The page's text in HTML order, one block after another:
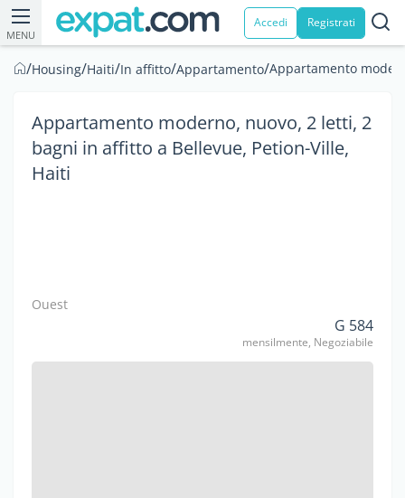
MENU
Accedi Registrati
/Housing/Haiti/In affitto/Appartamento/Appartamento
Appartamento moderno, nuovo, 2 letti, 2
bagni in affitto a Bellevue, Petion-Ville,
Haiti
Ouest
G 584
mensilmente, Negoziabile